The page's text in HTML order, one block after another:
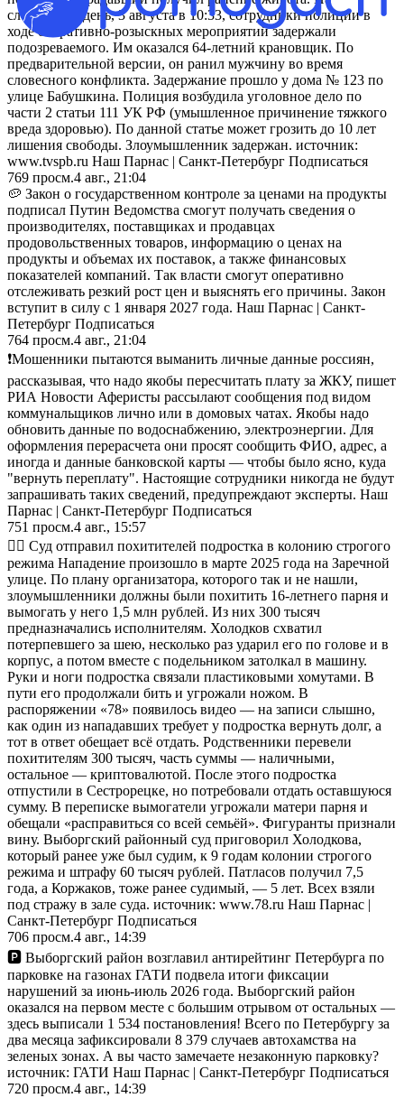
следующий день, 3 августа в 10:33, сотрудники полиции в
ходе оперативно-розыскных мероприятий задержали
подозреваемого. Им оказался 64-летний крановщик. По
предварительной версии, он ранил мужчину во время
словесного конфликта. Задержание прошло у дома № 123 по
улице Бабушкина. Полиция возбудила уголовное дело по
части 2 статьи 111 УК РФ (умышленное причинение тяжкого
вреда здоровью). По данной статье может грозить до 10 лет
лишения свободы. Злоумышленник задержан. источник:
www.tvspb.ru Наш Парнас | Санкт-Петербург Подписаться
769 просм.4 авг., 21:04
🥔 Закон о государственном контроле за ценами на продукты
подписал Путин Ведомства смогут получать сведения о
производителях, поставщиках и продавцах
продовольственных товаров, информацию о ценах на
продукты и объемах их поставок, а также финансовых
показателей компаний. Так власти смогут оперативно
отслеживать резкий рост цен и выяснять его причины. Закон
вступит в силу с 1 января 2027 года. Наш Парнас | Санкт-
Петербург Подписаться
764 просм.4 авг., 21:04
❗️Мошенники пытаются выманить личные данные россиян,
рассказывая, что надо якобы пересчитать плату за ЖКУ, пишет
РИА Новости Аферисты рассылают сообщения под видом
коммунальщиков лично или в домовых чатах. Якобы надо
обновить данные по водоснабжению, электроэнергии. Для
оформления перерасчета они просят сообщить ФИО, адрес, а
иногда и данные банковской карты — чтобы было ясно, куда
"вернуть переплату". Настоящие сотрудники никогда не будут
запрашивать таких сведений, предупреждают эксперты. Наш
Парнас | Санкт-Петербург Подписаться
751 просм.4 авг., 15:57
🧑‍⚖️ Суд отправил похитителей подростка в колонию строгого
режима Нападение произошло в марте 2025 года на Заречной
улице. По плану организатора, которого так и не нашли,
злоумышленники должны были похитить 16-летнего парня и
вымогать у него 1,5 млн рублей. Из них 300 тысяч
предназначались исполнителям. Холодков схватил
потерпевшего за шею, несколько раз ударил его по голове и в
корпус, а потом вместе с подельником затолкал в машину.
Руки и ноги подростка связали пластиковыми хомутами. В
пути его продолжали бить и угрожали ножом. В
распоряжении «78» появилось видео — на записи слышно,
как один из нападавших требует у подростка вернуть долг, а
тот в ответ обещает всё отдать. Родственники перевели
похитителям 300 тысяч, часть суммы — наличными,
остальное — криптовалютой. После этого подростка
отпустили в Сестрорецке, но потребовали отдать оставшуюся
сумму. В переписке вымогатели угрожали матери парня и
обещали «расправиться со всей семьёй». Фигуранты признали
вину. Выборгский районный суд приговорил Холодкова,
который ранее уже был судим, к 9 годам колонии строгого
режима и штрафу 60 тысяч рублей. Патласов получил 7,5
года, а Коржаков, тоже ранее судимый, — 5 лет. Всех взяли
под стражу в зале суда. источник: www.78.ru Наш Парнас |
Санкт-Петербург Подписаться
706 просм.4 авг., 14:39
🅿️ Выборгский район возглавил антирейтинг Петербурга по
парковке на газонах ГАТИ подвела итоги фиксации
нарушений за июнь-июль 2026 года. Выборгский район
оказался на первом месте с большим отрывом от остальных —
здесь выписали 1 534 постановления! Всего по Петербургу за
два месяца зафиксировали 8 379 случаев автохамства на
зеленых зонах. А вы часто замечаете незаконную парковку?
источник: ГАТИ Наш Парнас | Санкт-Петербург Подписаться
720 просм.4 авг., 14:39